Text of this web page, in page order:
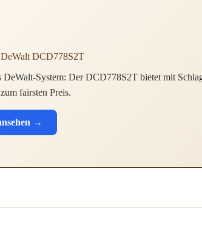
DCD778S2T
DeWalt-System: Der DCD778S2T bietet mit
fairsten Preis.
→